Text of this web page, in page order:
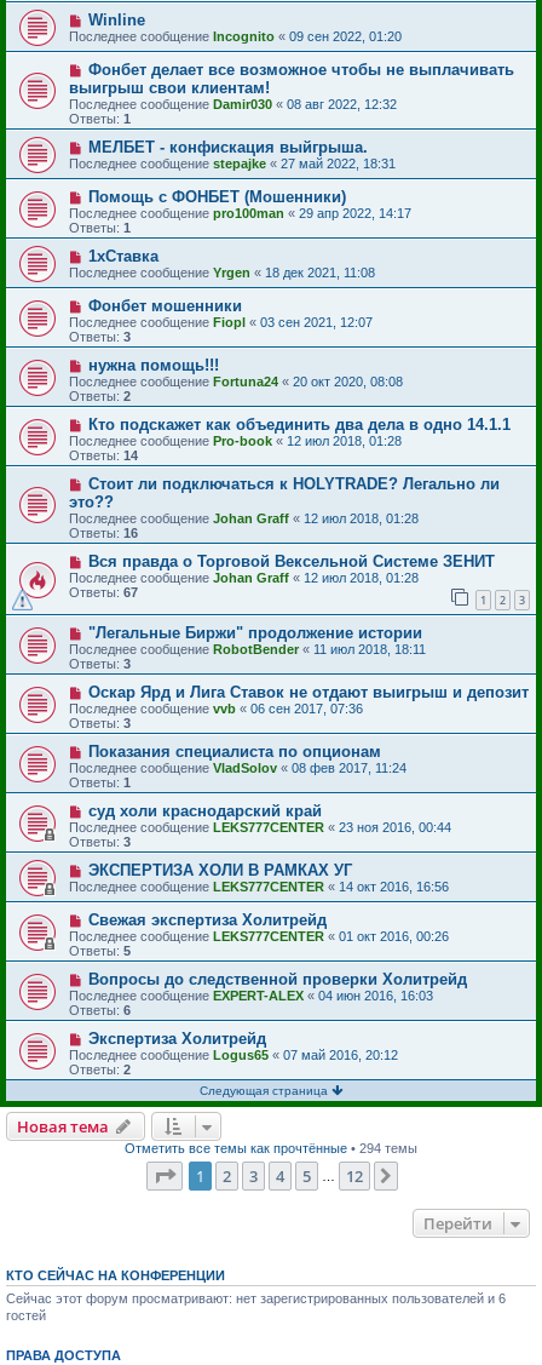
Winline
Последнее сообщение Incognito « 09 сен 2022, 01:20
Фонбет делает все возможное чтобы не выплачивать
выигрыш свои клиентам!
Последнее сообщение Damir030 « 08 авг 2022, 12:32
Ответы: 1
МЕЛБЕТ - конфискация выйгрыша.
Последнее сообщение stepajke « 27 май 2022, 18:31
Помощь с ФОНБЕТ (Мошенники)
Последнее сообщение pro100man « 29 апр 2022, 14:17
Ответы: 1
1хСтавка
Последнее сообщение Yrgen « 18 дек 2021, 11:08
Фонбет мошенники
Последнее сообщение Fiopl « 03 сен 2021, 12:07
Ответы: 3
нужна помощь!!!
Последнее сообщение Fortuna24 « 20 окт 2020, 08:08
Ответы: 2
Кто подскажет как объединить два дела в одно 14.1.1
Последнее сообщение Pro-book « 12 июл 2018, 01:28
Ответы: 14
Стоит ли подключаться к HOLYTRADE? Легально ли
это??
Последнее сообщение Johan Graff « 12 июл 2018, 01:28
Ответы: 16
Вся правда о Торговой Вексельной Системе ЗЕНИТ
Последнее сообщение Johan Graff « 12 июл 2018, 01:28
Ответы: 67 1 2 3
"Легальные Биржи" продолжение истории
Последнее сообщение RobotBender « 11 июл 2018, 18:11
Ответы: 3
Оскар Ярд и Лига Ставок не отдают выигрыш и депозит
Последнее сообщение vvb « 06 сен 2017, 07:36
Ответы: 3
Показания специалиста по опционам
Последнее сообщение VladSolov « 08 фев 2017, 11:24
Ответы: 1
суд холи краснодарский край
Последнее сообщение LEKS777CENTER « 23 ноя 2016, 00:44
Ответы: 3
ЭКСПЕРТИЗА ХОЛИ В РАМКАХ УГ
Последнее сообщение LEKS777CENTER « 14 окт 2016, 16:56
Свежая экспертиза Холитрейд
Последнее сообщение LEKS777CENTER « 01 окт 2016, 00:26
Ответы: 5
Вопросы до следственной проверки Холитрейд
Последнее сообщение EXPERT-ALEX « 04 июн 2016, 16:03
Ответы: 6
Экспертиза Холитрейд
Последнее сообщение Logus65 « 07 май 2016, 20:12
Ответы: 2
Следующая страница
Новая тема
Отметить все темы как прочтённые • 294 темы
Страница из 12
1 2 3 4 5 12
Перейти
КТО СЕЙЧАС НА КОНФЕРЕНЦИИ
Сейчас этот форум просматривают: нет зарегистрированных пользователей и 6
гостей
ПРАВА ДОСТУПА